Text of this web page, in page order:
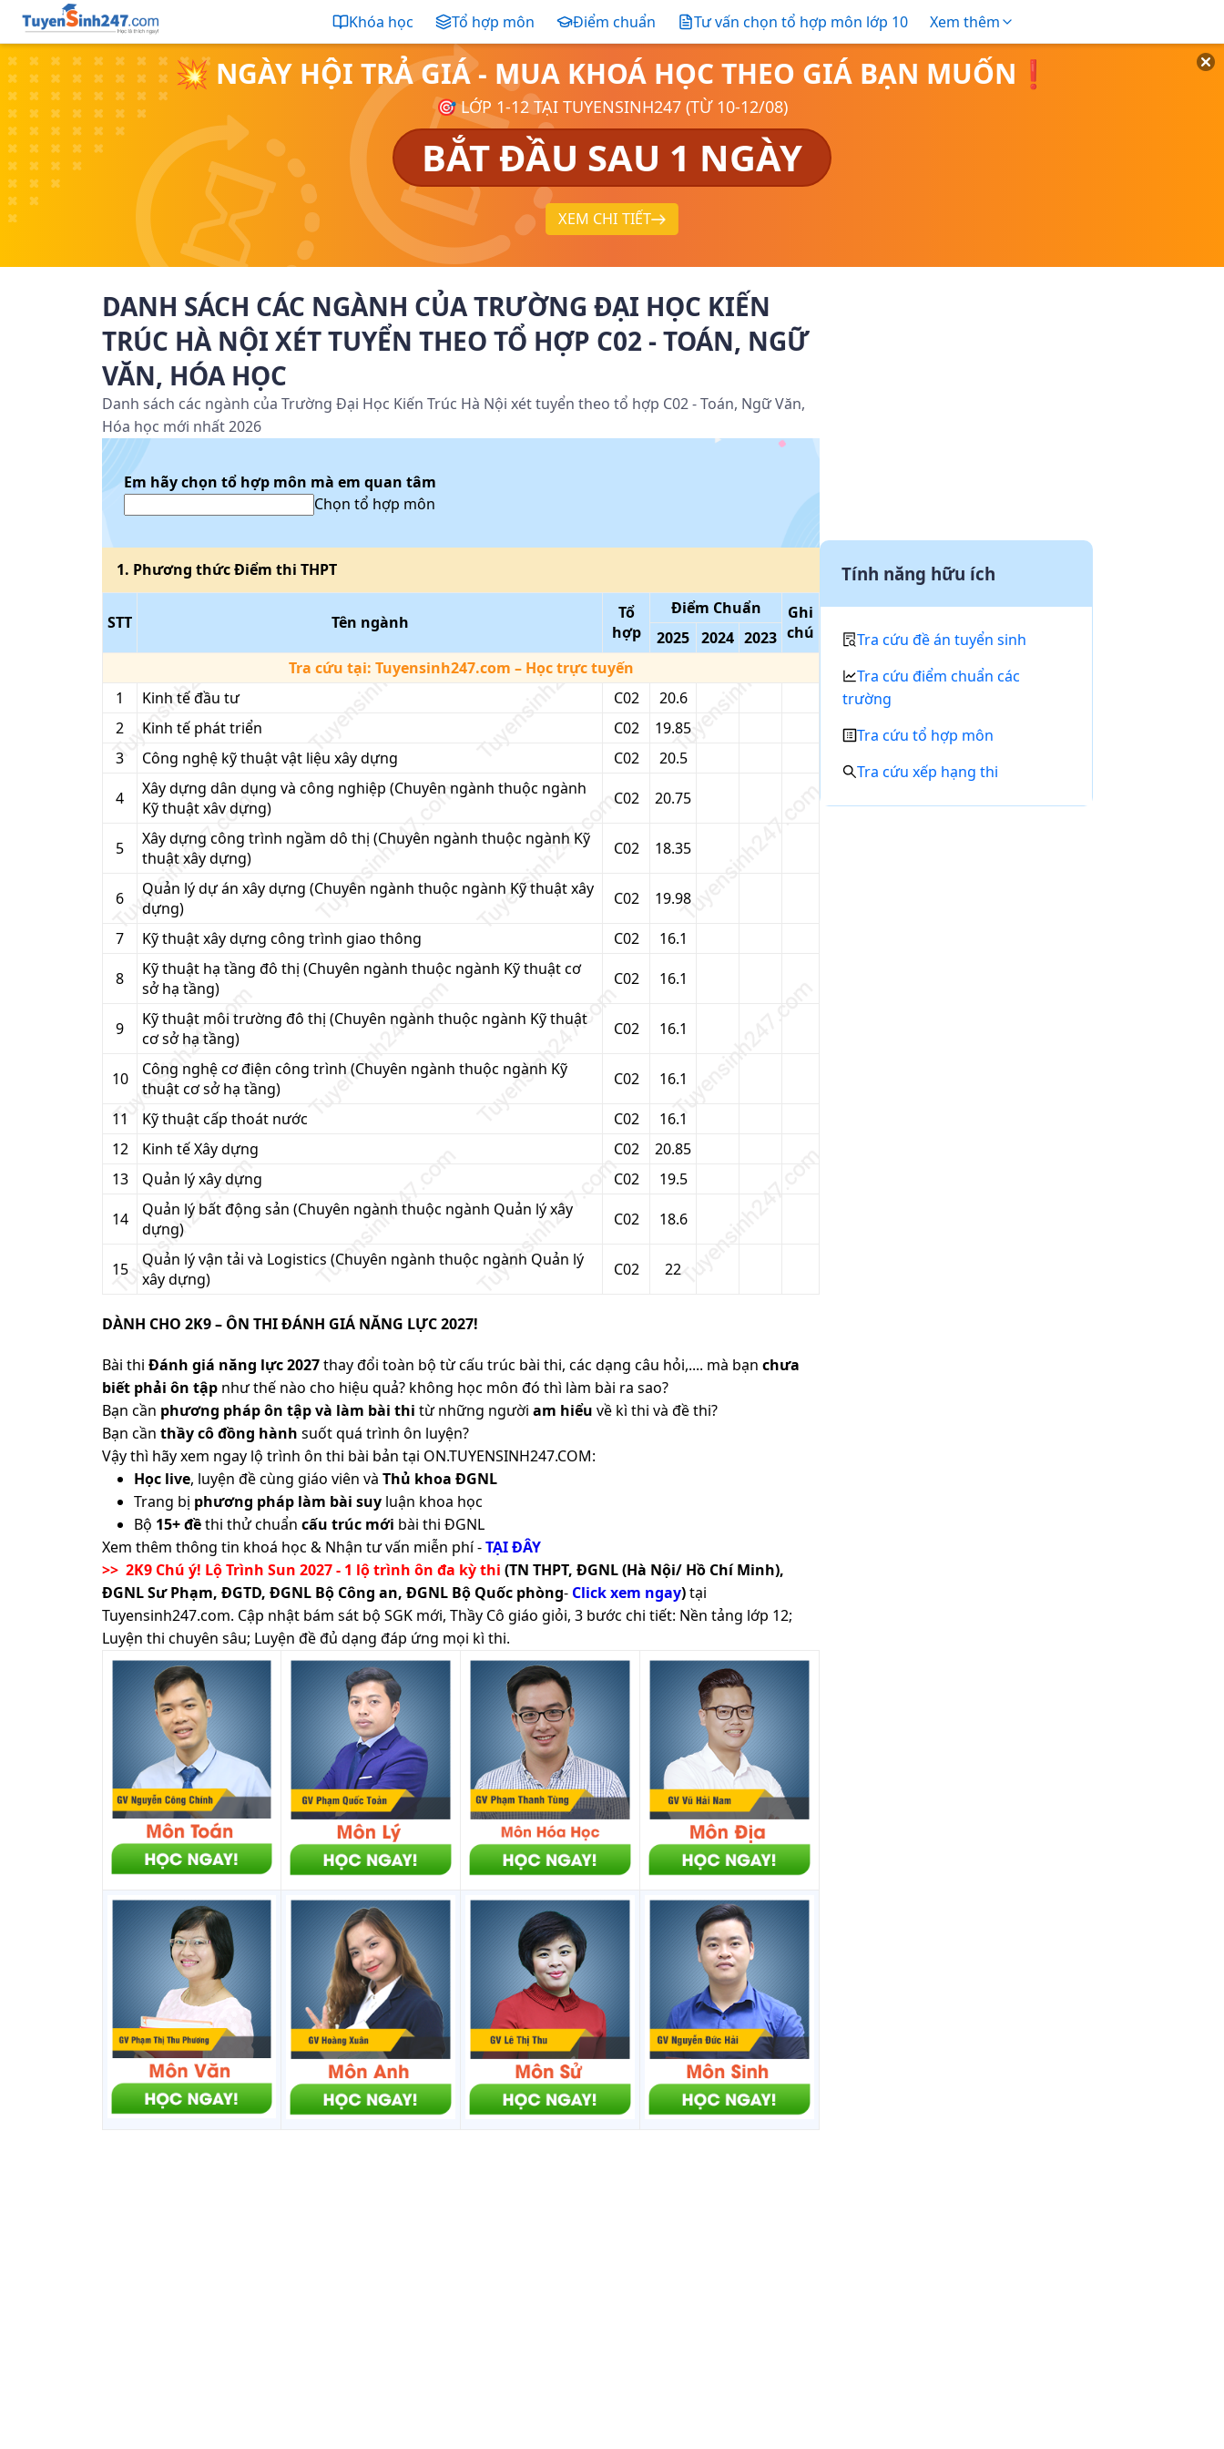
Khóa học Tổ hợp môn Điểm chuẩn Tư vấn chọn tổ hợp môn lớp 10 Xem thêm
💥 NGÀY HỘI TRẢ GIÁ - MUA KHOÁ HỌC THEO GIÁ BẠN MUỐN❗
🎯 LỚP 1-12 TẠI TUYENSINH247 (TỪ 10-12/08)
BẮT ĐẦU SAU 1 NGÀY
XEM CHI TIẾT
DANH SÁCH CÁC NGÀNH CỦA TRƯỜNG ĐẠI HỌC KIẾN
TRÚC HÀ NỘI XÉT TUYỂN THEO TỔ HỢP C02 - TOÁN, NGỮ
VĂN, HÓA HỌC
Danh sách các ngành của Trường Đại Học Kiến Trúc Hà Nội xét tuyển theo tổ hợp C02 - Toán, Ngữ Văn,
Hóa học mới nhất 2026
Em hãy chọn tổ hợp môn mà em quan tâm
Chọn tổ hợp môn
1. Phương thứcĐiểm thi THPT
STT Tên ngành
Tổ
hợp
Điểm Chuẩn
Ghi
chú
2025 2024 2023
Tra cứu tại: Tuyensinh247.com – Học trực tuyến
1
Kinh tế đầu tư C02
20.6
2
Kinh tế phát triển C02
19.85
3
Công nghệ kỹ thuật vật liệu xây dựng C02
20.5
4
Xây dựng dân dụng và công nghiệp (Chuyên ngành thuộc ngành
Kỹ thuật xâv dựng)
C02 20.75
5
Xây dựng công trình ngầm dô thị (Chuyên ngành thuộc ngành Kỹ
thuật xây dựng)
C02 18.35
6
Quản lý dự án xây dựng (Chuyên ngành thuộc ngành Kỹ thuật xây
dựng)
C02
19.98
7
Kỹ thuật xây dựng công trình giao thông C02
16.1
8
Kỹ thuật hạ tầng đô thị (Chuyên ngành thuộc ngành Kỹ thuật cơ
sở hạ tầng)
C02 16.1
9
Kỹ thuật môi trường đô thị (Chuyên ngành thuộc ngành Kỹ thuật
cơ sở hạ tầng)
C02 16.1
10
Công nghệ cơ điện công trình (Chuyên ngành thuộc ngành Kỹ
thuật cơ sở hạ tầng)
C02
16.1
11
Kỹ thuật cấp thoát nước C02
16.1
12
Kinh tế Xây dựng C02
20.85
13
Quản lý xây dựng C02
19.5
14
Quản lý bất động sản (Chuyên ngành thuộc ngành Quản lý xây
dựng)
C02 18.6
15
Quản lý vận tải và Logistics (Chuyên ngành thuộc ngành Quản lý
xây dựng)
C02 22
DÀNH CHO 2K9 – ÔN THI ĐÁNH GIÁ NĂNG LỰC 2027!
Bài thi Đánh giá năng lực 2027thay đổi toàn bộ từ cấu trúc bài thi, các dạng câu hỏi,.... mà bạn chưa
biết phải ôn tập như thế nào cho hiệu quả? không học môn đó thì làm bài ra sao?
Bạn cần phương pháp ôn tập và làm bài thi từ những người am hiểu về kì thi và đề thi?
Bạn cần thầy cô đồng hành suốt quá trình ôn luyện?
Vậy thì hãy xem ngay lộ trình ôn thi bài bản tại ON.TUYENSINH247.COM:
Học live, luyện đề cùng giáo viên và Thủ khoa ĐGNL
Trang bị phương pháp làm bài suy luận khoa học
Bộ 15+ đềthi thử chuẩn cấu trúc mới bài thi ĐGNL
Xem thêm thông tin khoá học & Nhận tư vấn miễn phí -TẠI ĐÂY
>> 2K9 Chú ý! Lộ Trình Sun 2027 - 1 lộ trình ôn đa kỳ thi (TN THPT, ĐGNL (Hà Nội/ Hồ Chí Minh),
ĐGNL Sư Phạm, ĐGTD, ĐGNL Bộ Công an, ĐGNL Bộ Quốc phòng- Click xem ngay)tại
Tuyensinh247.com. Cập nhật bám sát bộ SGK mới, Thầy Cô giáo giỏi, 3 bước chi tiết: Nền tảng lớp 12;
Luyện thi chuyên sâu; Luyện đề đủ dạng đáp ứng mọi kì thi.
Tính năng hữu ích
Tra cứu đề án tuyển sinh
Tra cứu điểm chuẩn các
trường
Tra cứu tổ hợp môn
Tra cứu xếp hạng thi